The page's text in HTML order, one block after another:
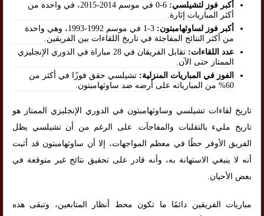
أكبر فوز لتشيلسي:
6-0 في موسم 2014-2015، في واحدة من
أكثر المباريات إثارة.
أكبر فوز لساوثهامبتون:
3-1 في موسم 1992-1993، وهي واحدة
من أكثر النتائج المفاجئة في تاريخ اللقاءات بين الفريقين.
عدد اللقاءات:
تقابل الفريقان في 28 مباراة في الدوري الإنجليزي
الممتاز حتى الآن.
الفوز في المباريات المنزلية: تشيلسي حقق فوزًا في أكثر من
60% من المبارياته على أرضه ضد ساوثهامبتون.
تاريخ لقاءات تشيلسي وساوثهامبتون في الدوري الإنجليزي الممتاز هو
تاريخ مليء بالتقلبات والمفاجآت. على الرغم من أن تشيلسي يظل
الفريق الأوفر حظًا في معظم المواجهات، إلا أن ساوثهامبتون قد أثبت
أنه لا ينبغي الاستهانة به، وأنه قادر على تحقيق نتائج غير متوقعة في
بعض الأحيان.
مباريات الفريقين دائمًا ما تكون محط أنظار المتابعين، وتبقى هذه